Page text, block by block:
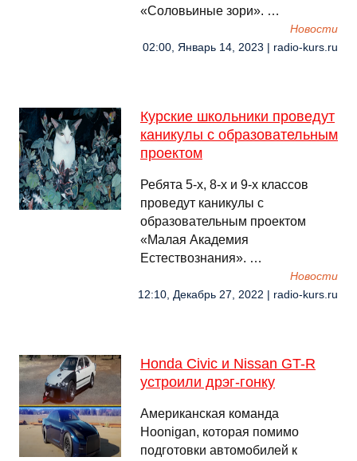
«Соловьиные зори». …
Новости
02:00, Январь 14, 2023 | radio-kurs.ru
Курские школьники проведут
каникулы с образовательным
проектом
Ребята 5-х, 8-х и 9-х классов
проведут каникулы с
образовательным проектом
«Малая Академия
Естествознания». …
Новости
12:10, Декабрь 27, 2022 | radio-kurs.ru
Honda Civic и Nissan GT-R
устроили дрэг-гонку
Американская команда
Hoonigan, которая помимо
подготовки автомобилей к